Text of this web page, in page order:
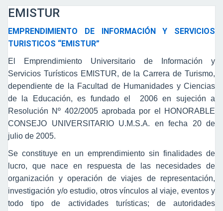
EMISTUR
EMPRENDIMIENTO DE INFORMACIÓN Y SERVICIOS
TURISTICOS “EMISTUR”
El Emprendimiento Universitario de Información y
Servicios Turísticos EMISTUR, de la Carrera de Turismo,
dependiente de la Facultad de Humanidades y Ciencias
de la Educación, es fundado el 2006 en sujeción a
Resolución Nº 402/2005 aprobada por el HONORABLE
CONSEJO UNIVERSITARIO U.M.S.A. en fecha 20 de
julio de 2005.
Se constituye en un emprendimiento sin finalidades de
lucro, que nace en respuesta de las necesidades de
organización y operación de viajes de representación,
investigación y/o estudio, otros vínculos al viaje, eventos y
todo tipo de actividades turísticas; de autoridades